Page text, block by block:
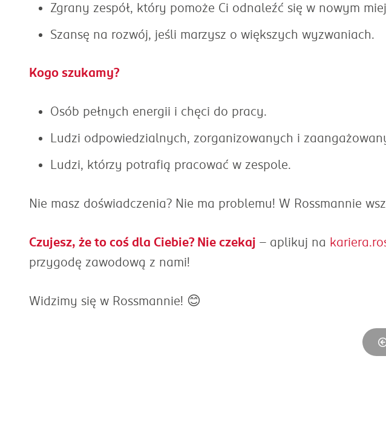
Zgrany zespół, który pomoże Ci odnaleźć się w nowym
Szansę na rozwój, jeśli marzysz o większych wyzwaniach.
Kogo szukamy?
Osób pełnych energii i chęci do pracy.
Ludzi odpowiedzialnych, zorganizowanych i
Ludzi, którzy potrafią pracować w zespole.
Nie masz doświadczenia? Nie ma problemu! W Rossmannie
Czujesz, że to coś dla Ciebie? Nie czekaj – aplikuj na
przygodę zawodową z nami!
Widzimy się w Rossmannie! 😊